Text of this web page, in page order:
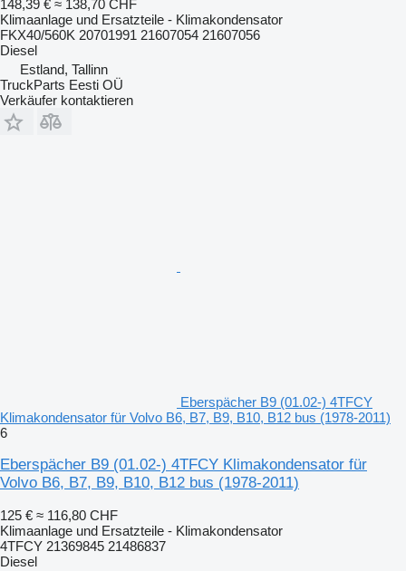
148,39 € ≈ 138,70 CHF
Klimaanlage und Ersatzteile - Klimakondensator
FKX40/560K 20701991 21607054 21607056
Diesel
Estland, Tallinn
TruckParts Eesti OÜ
Verkäufer kontaktieren
Eberspächer B9 (01.02-) 4TFCY
Klimakondensator für Volvo B6, B7, B9, B10, B12 bus (1978-2011)
6
Eberspächer B9 (01.02-) 4TFCY Klimakondensator für
Volvo B6, B7, B9, B10, B12 bus (1978-2011)
125 € ≈ 116,80 CHF
Klimaanlage und Ersatzteile - Klimakondensator
4TFCY 21369845 21486837
Diesel